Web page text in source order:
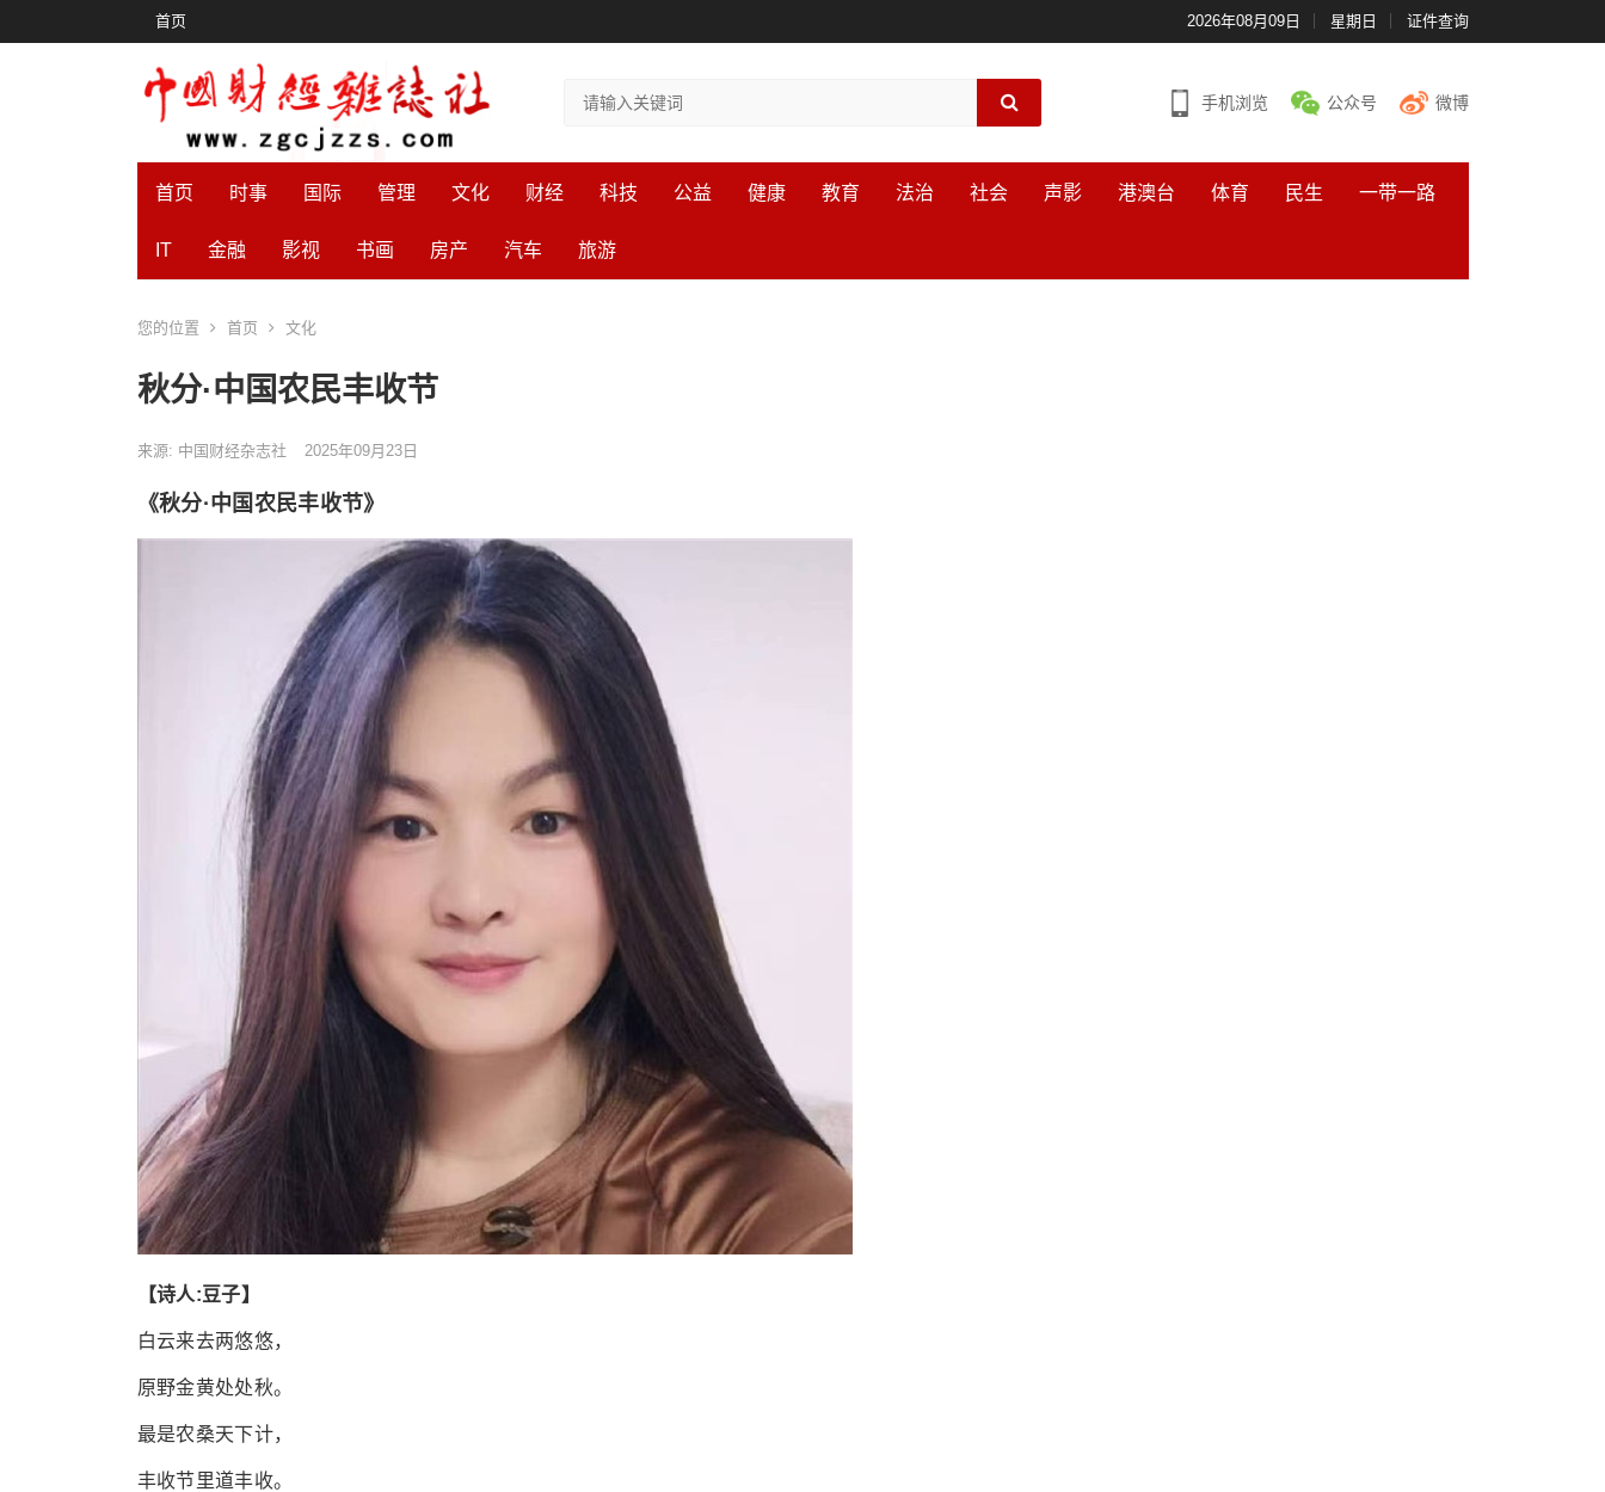
首页 2026年08月09日 星期日 证件查询
手机浏览 公众号 微博
首页 时事 国际 管理 文化 财经 科技 公益 健康 教育 法治 社会 声影 港澳台 体育 民生 一带一路
IT 金融 影视 书画 房产 汽车 旅游
您的位置 首页 文化
秋分·中国农民丰收节
来源: 中国财经杂志社 2025年09月23日
《秋分·中国农民丰收节》
【诗人:豆子】
白云来去两悠悠，
原野金黄处处秋。
最是农桑天下计，
丰收节里道丰收。